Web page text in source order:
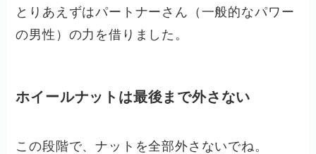
とりあえずはパートナーさん（一般的なパワー
の男性）の力を借りました。
ホイールナットは最後まで外さない
この段階で、ナットを全部外さないでね。